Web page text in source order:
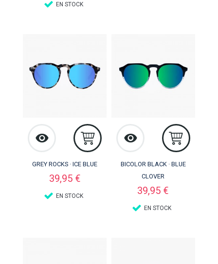
EN STOCK
GREY ROCKS · ICE BLUE
Precio
39,95 €
EN STOCK
BICOLOR BLACK · BLUE
CLOVER
Precio
39,95 €
EN STOCK